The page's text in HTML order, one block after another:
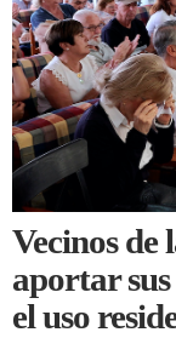
Vecinos
aportar
el uso